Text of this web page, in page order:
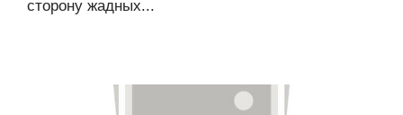
сторону жадных...